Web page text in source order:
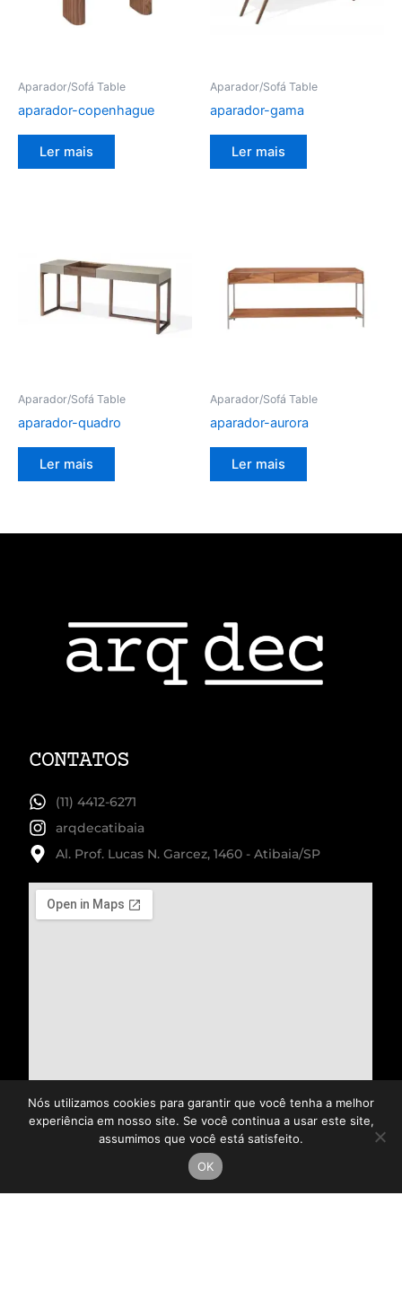
Aparador/Sofá Table
aparador-copenhague
Ler mais
Aparador/Sofá Table
aparador-gama
Ler mais
Aparador/Sofá Table
aparador-quadro
Ler mais
Aparador/Sofá Table
aparador-aurora
Ler mais
CONTATOS
(11) 4412-6271
arqdecatibaia
Al. Prof. Lucas N. Garcez, 1460 - Atibaia/SP
Nós utilizamos cookies para garantir que você tenha a melhor
experiência em nosso site. Se você continua a usar este site,
assumimos que você está satisfeito.
OK